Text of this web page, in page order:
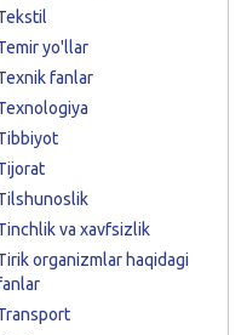
yo'llar
fanlar
va xavfsizlik
organizmlar haqidagi